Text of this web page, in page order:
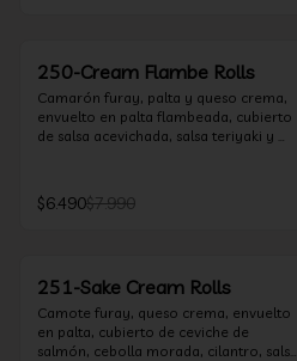
250-Cream Flambe Rolls
Camarón furay, palta y queso crema,
envuelto en palta flambeada, cubierto
de salsa acevichada, salsa teriyaki y
$6.490$7.990
251-Sake Cream Rolls
Camote furay, queso crema, envuelto
en palta, cubierto de ceviche de
salmón, cebolla morada, cilantro, salsa